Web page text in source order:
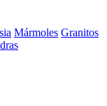
Mármoles Granitos